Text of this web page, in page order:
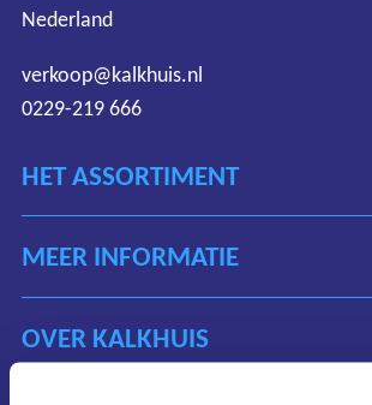
HET ASSORTIMENT
MEER INFORMATIE
OVER KALKHUIS
Nederland
verkoop@kalkhuis.nl
0229-219 666